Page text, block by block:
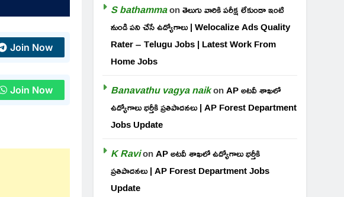
Join Now
Join Now
S bathammaonతెలుగు వారికి పరీక్ష లేకుండా ఇంటి
నుండి పని చేసే ఉద్యోగాలు | Welocalize Ads Quality
Rater – Telugu Jobs | Latest Work From
Home Jobs
Banavathu vagya naikonAP అటవీ శాఖలో
ఉద్యోగాలు భర్తీకి ప్రతిపాదనలు | AP Forest Department
Jobs Update
K RavionAP అటవీ శాఖలో ఉద్యోగాలు భర్తీకి
ప్రతిపాదనలు | AP Forest Department Jobs
Update